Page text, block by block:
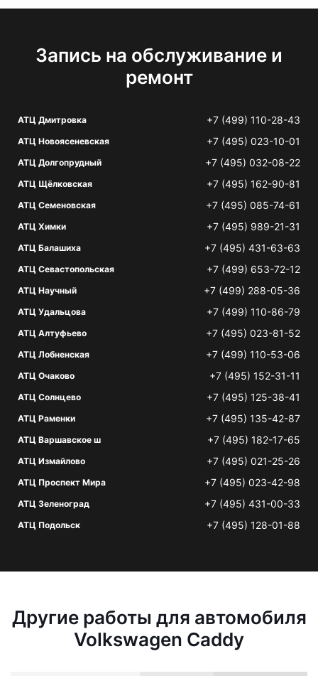
Запись на обслуживание и
ремонт
АТЦ Дмитровка +7 (499) 110-28-43
АТЦ Новоясеневская +7 (495) 023-10-01
АТЦ Долгопрудный +7 (495) 032-08-22
АТЦ Щёлковская +7 (495) 162-90-81
АТЦ Семеновская +7 (495) 085-74-61
АТЦ Химки +7 (495) 989-21-31
АТЦ Балашиха +7 (495) 431-63-63
АТЦ Севастопольская +7 (499) 653-72-12
АТЦ Научный +7 (499) 288-05-36
АТЦ Удальцова +7 (499) 110-86-79
АТЦ Алтуфьево +7 (495) 023-81-52
АТЦ Лобненская +7 (499) 110-53-06
АТЦ Очаково +7 (495) 152-31-11
АТЦ Солнцево +7 (495) 125-38-41
АТЦ Раменки +7 (495) 135-42-87
АТЦ Варшавское ш +7 (495) 182-17-65
АТЦ Измайлово +7 (495) 021-25-26
АТЦ Проспект Мира +7 (495) 023-42-98
АТЦ Зеленоград +7 (495) 431-00-33
АТЦ Подольск +7 (495) 128-01-88
Другие работы для автомобиля
Volkswagen Caddy